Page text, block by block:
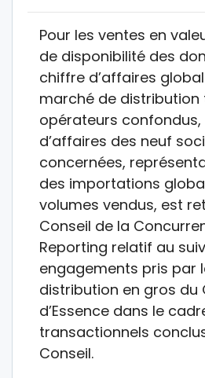
Pour les ventes en
de disponibilité des
chiffre d’affaires
marché de distribution
opérateurs
d’affaires des neuf
concernées,
des importations
volumes vendus, est
Conseil de la
Reporting relatif au
engagements pris par
distribution en gros du
d’Essence dans le
transactionnels
Conseil.